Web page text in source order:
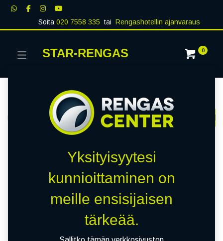
Soita020 7558 335 tai Rengashotellin ajanvaraus
STAR-RENGAS 0
TARVIKKEET
KESKIMERKIT LEVIKEPALAT
Emme löytäneet yhtään
tuotetta!
Yksityisyytesi
kunnioittaminen on
meille ensisijaisen
tärkeää.